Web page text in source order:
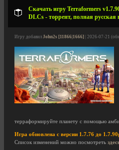
Скачать игру Terraformers
DLCs - торрент, полная русская
Игру добавил John2s [11866|1666] | 2026-07-21
терраформируйте планету с помощью
Игра обновлена с версии 1.7.76 до
Список изменений можно посмотреть